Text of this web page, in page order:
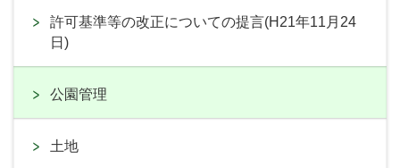
許可基準等の改正についての提言(H21年11月24
日)
公園管理
土地